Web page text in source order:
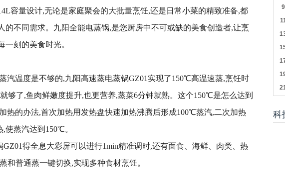
容量设计,无论是家庭聚会的大批量烹饪,还是日常小菜的精致准备,都
的不同需求。九阳全能电蒸锅,是您厨房中不可或缺的美食创造者,让烹
一刻的美食时光。
汽温度是不够的,九阳高速蒸电蒸锅GZ01实现了150℃高温速蒸,烹饪时
够了,鱼肉鲜嫩度提升,也更营养,蒸菜6分钟就熟。这个150℃是怎么达到
热的办法,首次加热用发热盘快速加热沸腾后形成100℃蒸汽,二次加热
使蒸汽达到150℃。
GZ01得全息大彩屏可以进行1min精准调时,还有面食、海鲜、肉类、热
和普通蒸一键切换,实现多种食材烹饪。
科